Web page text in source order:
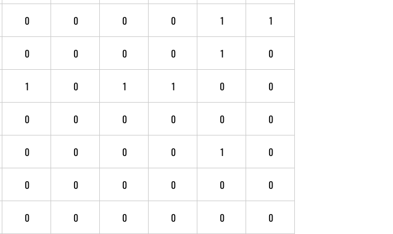
0 0 0 0 1 1
0 0 0 0 1 0
1 0 1 1 0 0
0 0 0 0 0 0
0 0 0 0 1 0
0 0 0 0 0 0
0 0 0 0 0 0